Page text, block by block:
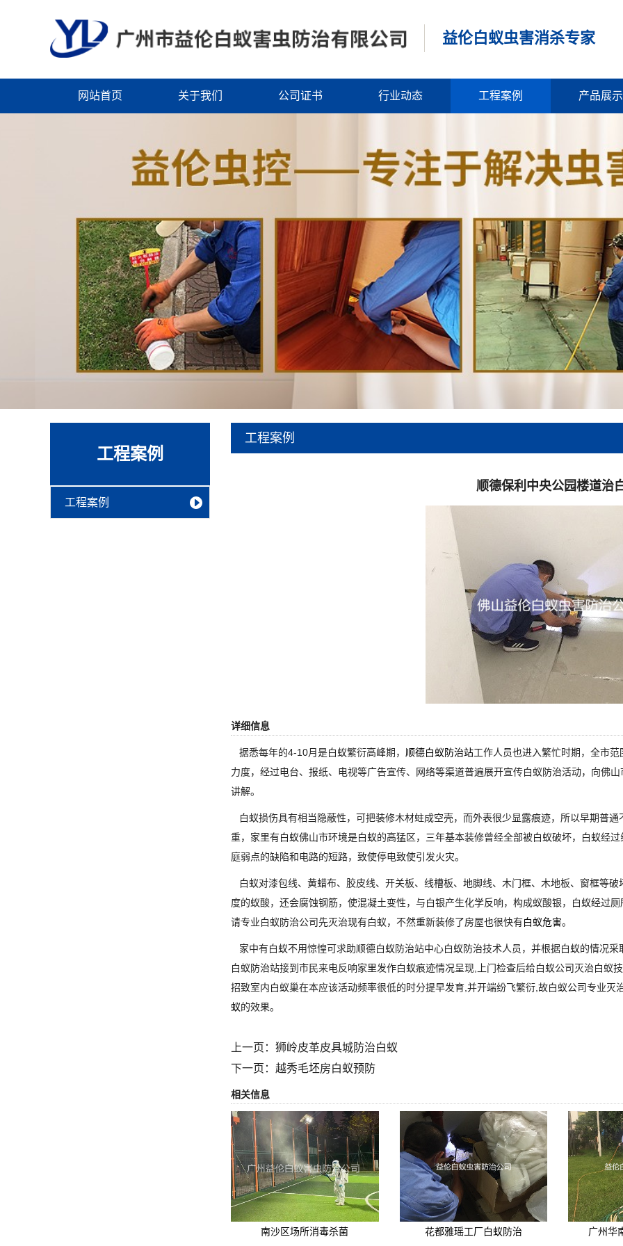
益伦白蚁虫害消杀专家
网站首页 关于我们 公司证书 行业动态 工程案例 产品展示
工程案例
工程案例
工程案例
顺德保利中央公园楼道治
详细信息
据悉每年的4-10月是白蚁繁衍高峰期， 顺德白蚁防治站工作人员也进入繁忙时期，全市
力度，经过电台、报纸、电视等广告宣传、网络等渠道普遍展开宣传白蚁防治活动，向佛
讲解。
白蚁损伤具有相当隐蔽性，可把装修木材蛀成空壳，而外表很少显露痕迹，所以早期普
重，家里有白蚁佛山市环境是白蚁的高猛区，三年基本装修曾经全部被白蚁破坏，白蚁经
庭弱点的缺陷和电路的短路，致使停电致使引发火灾。
白蚁对漆包线、黄蜡布、胶皮线、开关板、线槽板、地脚线、木门框、木地板、窗框等
度的蚁酸，还会腐蚀钢筋，使混凝土变性，与白银产生化学反响，构成蚁酸银，白蚁经过
请专业白蚁防治公司先灭治现有白蚁，不然重新装修了房屋也很快有白蚁危害。
家中有白蚁不用惊惶可求助顺德白蚁防治站中心白蚁防治技术人员，并根据白蚁的情况
白蚁防治站接到市民来电反响家里发作白蚁痕迹情况呈现,上门检查后给白蚁公司灭治白蚁
招致室内白蚁巢在本应该活动频率很低的时分提早发育,并开端纷飞繁衍,故白蚁公司专业
蚁的效果。
上一页： 狮岭皮革皮具城防治白蚁
下一页： 越秀毛坯房白蚁预防
相关信息
南沙区场所消毒杀菌 花都雅瑶工厂白蚁防治 广州华